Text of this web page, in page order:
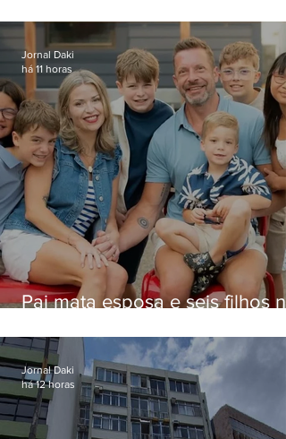
Pai mata esposa e seis filhos
Jornal Daki
há 11 horas
Jornal Daki
há 12 horas